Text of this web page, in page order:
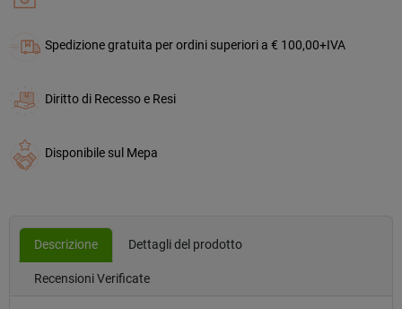
Spedizione gratuita per ordini superiori a € 100,00+IVA
Diritto di Recesso e Resi
Disponibile sul Mepa
Descrizione Dettagli del prodotto
Recensioni Verificate